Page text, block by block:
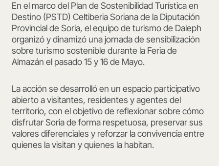
En el marco del Plan de Sostenibilidad Turística en
Destino (PSTD) Celtiberia Soriana de la Diputación
Provincial de Soria, el equipo de turismo de Daleph
organizó y dinamizó una jornada de sensibilización
sobre turismo sostenible durante la Feria de
Almazán el pasado 15 y 16 de Mayo.
La acción se desarrolló en un espacio participativo
abierto a visitantes, residentes y agentes del
territorio, con el objetivo de reflexionar sobre cómo
disfrutar Soria de forma respetuosa, preservar sus
valores diferenciales y reforzar la convivencia entre
quienes la visitan y quienes la habitan.